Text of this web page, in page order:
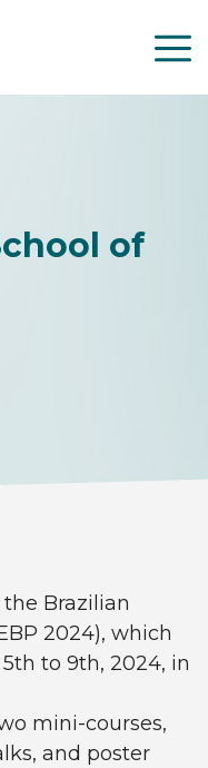
of
Brazilian
2024), which
to 9th, 2024, in
mini-courses,
and poster